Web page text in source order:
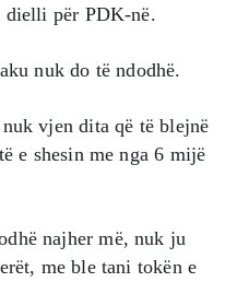
dielli për PDK-në.
nuk do të ndodhë.
vjen dita që të blejnë
e shesin me nga 6 mijë
najher më, nuk ju
me ble tani tokën e